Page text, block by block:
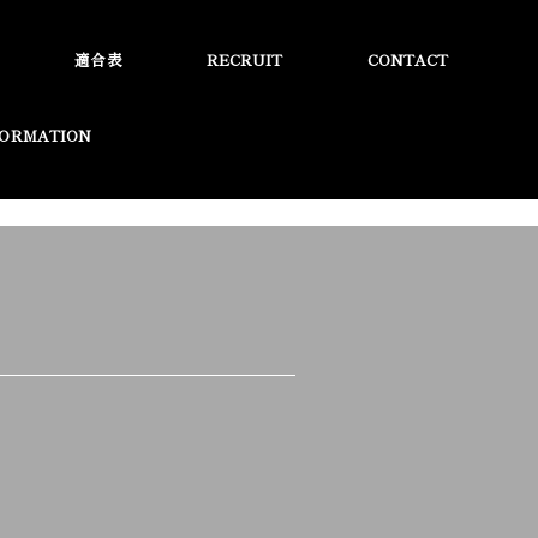
適合表 RECRUIT CONTACT